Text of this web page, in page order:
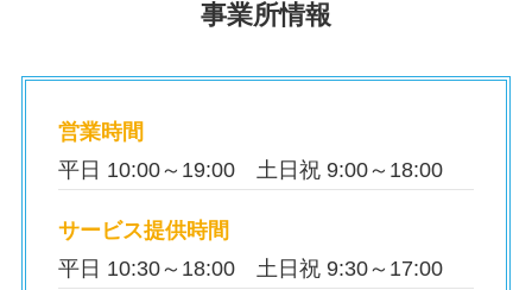
事業所情報
営業時間
平日 10:00～19:00 土日祝 9:00～18:00
サービス提供時間
平日 10:30～18:00 土日祝 9:30～17:00